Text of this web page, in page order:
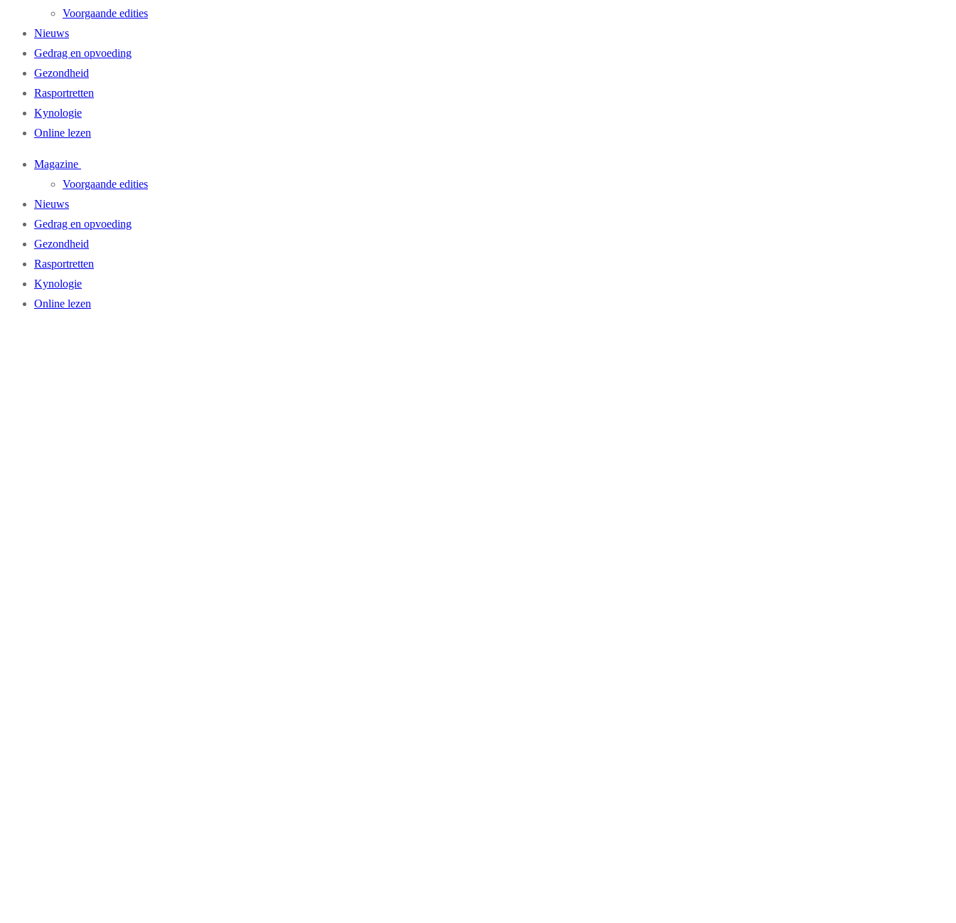
Voorgaande edities
Nieuws
Gedrag en opvoeding
Gezondheid
Rasportretten
Kynologie
Online lezen
Magazine
Voorgaande edities
Nieuws
Gedrag en opvoeding
Gezondheid
Rasportretten
Kynologie
Online lezen